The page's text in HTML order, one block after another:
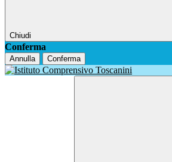
Chiudi
Conferma
Annulla Conferma